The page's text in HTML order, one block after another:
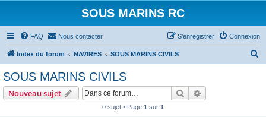
SOUS MARINS RC
FAQ Nous contacter Connexion
S’enregistrer
Index du forum NAVIRES SOUS MARINS CIVILS
SOUS MARINS CIVILS
Nouveau sujet Rechercher
0 sujet • Page 1 sur 1